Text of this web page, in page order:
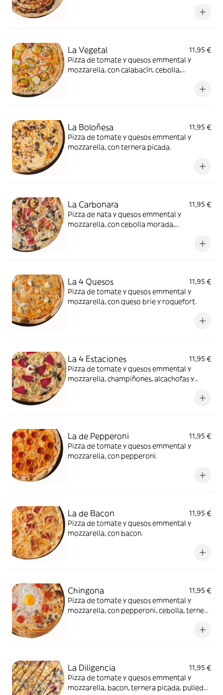
La Vegetal
11,95 €
Pizza de tomate y quesos emmental y
mozzarella, con calabacín, cebolla,
La Boloñesa
11,95 €
Pizza de tomate y quesos emmental y
mozzarella, con ternera picada.
La Carbonara
11,95 €
Pizza de nata y quesos emmental y
mozzarella, con cebolla morada,
La 4 Quesos
11,95 €
Pizza de tomate y quesos emmental y
mozzarella, con queso brie y roquefort.
La 4 Estaciones
11,95 €
Pizza de tomate y quesos emmental y
mozzarella, champiñones, alcachofas y
La de Pepperoni
11,95 €
Pizza de tomate y quesos emmental y
mozzarella, con pepperoni.
La de Bacon
11,95 €
Pizza de tomate y quesos emmental y
mozzarella, con bacon.
Chingona
11,95 €
Pizza de tomate y quesos emmental y
mozzarella, con pepperoni, cebolla, ternera
La Diligencia
11,95 €
Pizza de tomate y quesos emmental y
mozzarella, bacon, ternera picada, pulled